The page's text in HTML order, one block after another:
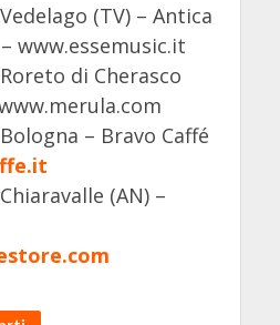
(TV) – Antica
www.essemusic.it
di Cherasco
– Bravo Caffé
(AN) –